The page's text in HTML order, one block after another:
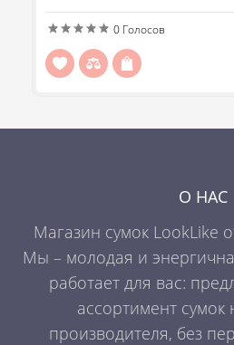
0 Голосов
О НАС
Магазин сумок LookLike
Мы – молодая и
работает для вас:
ассортимент
производителя, без